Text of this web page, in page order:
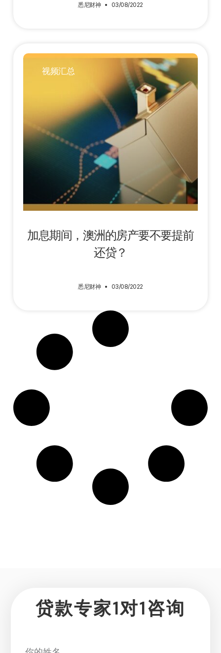
悉尼财神 03/08/2022
视频汇总
加息期间，澳洲的房产要不要提前
还贷？
悉尼财神 03/08/2022
贷款专家1对1咨询